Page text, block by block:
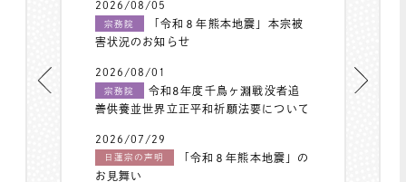
2026/08/05
宗務院
「令和８年熊本地震」本宗被
害状況のお知らせ
2026/08/01
宗務院
令和8年度千鳥ヶ淵戦没者追
善供養並世界立正平和祈願法要について
2026/07/29
日蓮宗の声明
「令和８年熊本地震」の
お見舞い